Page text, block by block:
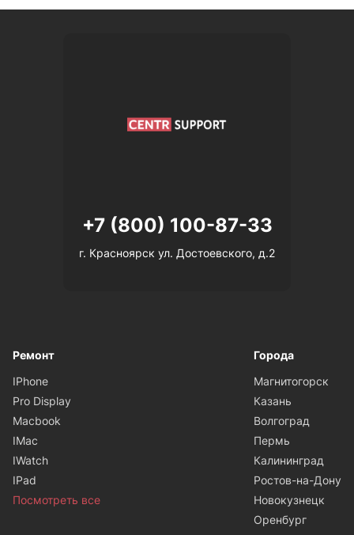
+7 (800) 100-87-33
г. Красноярск ул. Достоевского, д.2
Ремонт
IPhone
Pro Display
Macbook
IMac
IWatch
IPad
Посмотреть все
Города
Магнитогорск
Казань
Волгоград
Пермь
Калининград
Ростов-на-Дону
Новокузнецк
Оренбург